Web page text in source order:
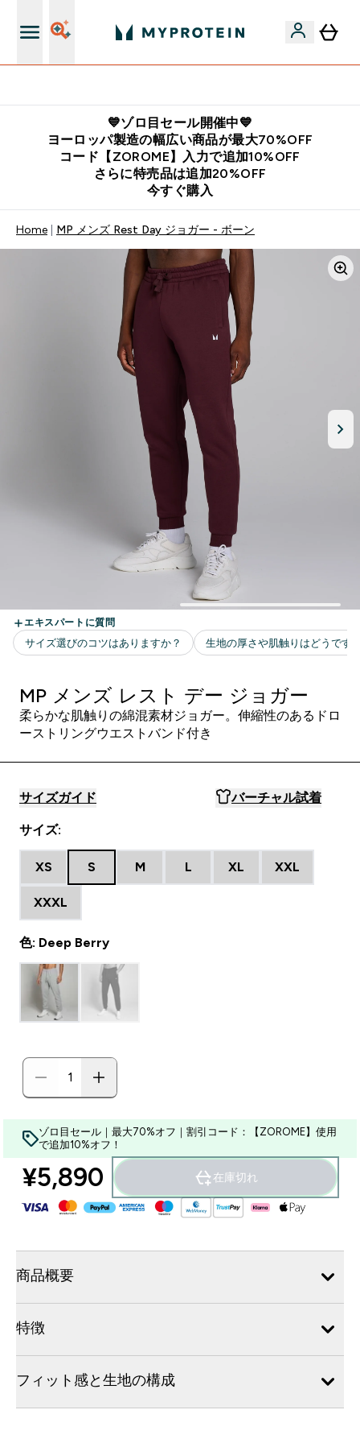
💙ゾロ目セール開催中💙
ヨーロッパ製造の幅広い商品が最大70%OFF
コード【ZOROME】入力で追加10%OFF
さらに特売品は追加20%OFF
今すぐ購入
Home MP メンズ Rest Day ジョガー - ボーン
MP メンズ レスト デー ジョガー
柔らかな肌触りの綿混素材ジョガー。伸縮性のあるドロ
ーストリングウエストバンド付き
サイズガイド バーチャル試着
サイズ:
XS S M L XL XXL
XXXL
色: Deep Berry
ゾロ目セール｜最大70%オフ｜割引コード：【ZOROME】使用
で追加10%オフ！
¥5,890‎ 在庫切れ
商品概要
特徴
フィット感と生地の構成